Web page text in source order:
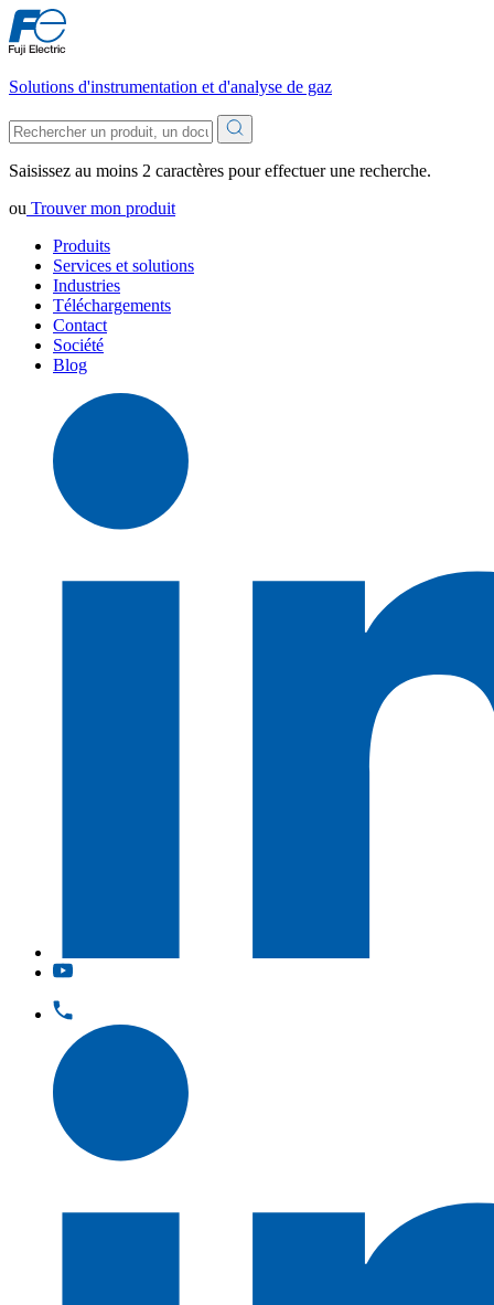
Solutions d'instrumentation et d'analyse de gaz
Saisissez au moins 2 caractères pour effectuer une recherche.
ou Trouver mon produit
Produits
Services et solutions
Industries
Téléchargements
Contact
Société
Blog